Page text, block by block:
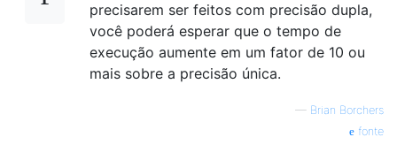
precisarem ser feitos com precisão dupla,
você poderá esperar que o tempo de
execução aumente em um fator de 10 ou
mais sobre a precisão única.
— Brian Borchers
fonte